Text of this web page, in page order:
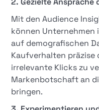
Mit den Audience
können Unternehmen
auf demografischen
Kaufverhalten präzise
irrelevante Klicks zu
Markenbotschaft an
bringen.